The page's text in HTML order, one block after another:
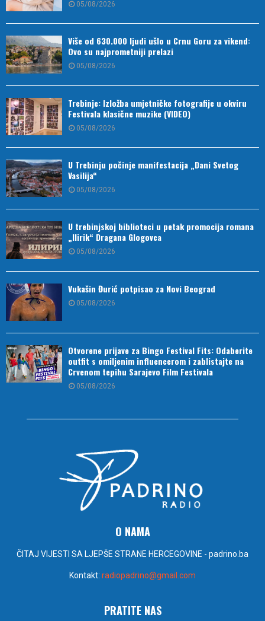
05/08/2026
Više od 630.000 ljudi ušlo u Crnu Goru za vikend:
Ovo su najprometniji prelazi
05/08/2026
Trebinje: Izložba umjetničke fotografije u okviru
Festivala klasične muzike (VIDEO)
05/08/2026
U Trebinju počinje manifestacija „Dani Svetog
Vasilija“
05/08/2026
U trebinjskoj biblioteci u petak promocija romana
„Ilirik“ Dragana Glogovca
05/08/2026
Vukašin Đurić potpisao za Novi Beograd
05/08/2026
Otvorene prijave za Bingo Festival Fits: Odaberite
outfit s omiljenim influencerom i zablistajte na
Crvenom tepihu Sarajevo Film Festivala
05/08/2026
O NAMA
ČITAJ VIJESTI SA LJEPŠE STRANE HERCEGOVINE - padrino.ba
Kontakt: radiopadrino@gmail.com
PRATITE NAS